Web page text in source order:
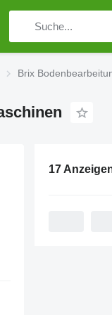
Brix
17